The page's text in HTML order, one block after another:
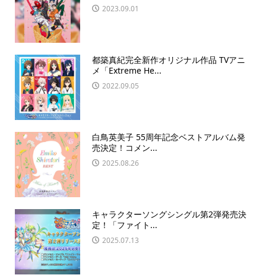
2023.09.01
都築真紀完全新作オリジナル作品 TVアニ
メ「Extreme He...
2022.09.05
白鳥英美子 55周年記念ベストアルバム発
売決定！コメン...
2025.08.26
キャラクターソングシングル第2弾発売決
定！「ファイト...
2025.07.13